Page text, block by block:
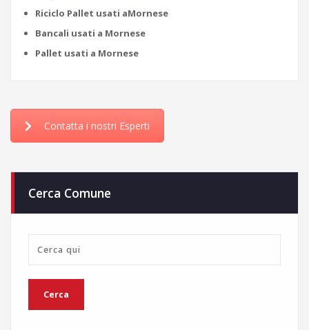
Riciclo Pallet usati aMornese
Bancali usati a Mornese
Pallet usati a Mornese
Contatta i nostri Esperti
Cerca Comune